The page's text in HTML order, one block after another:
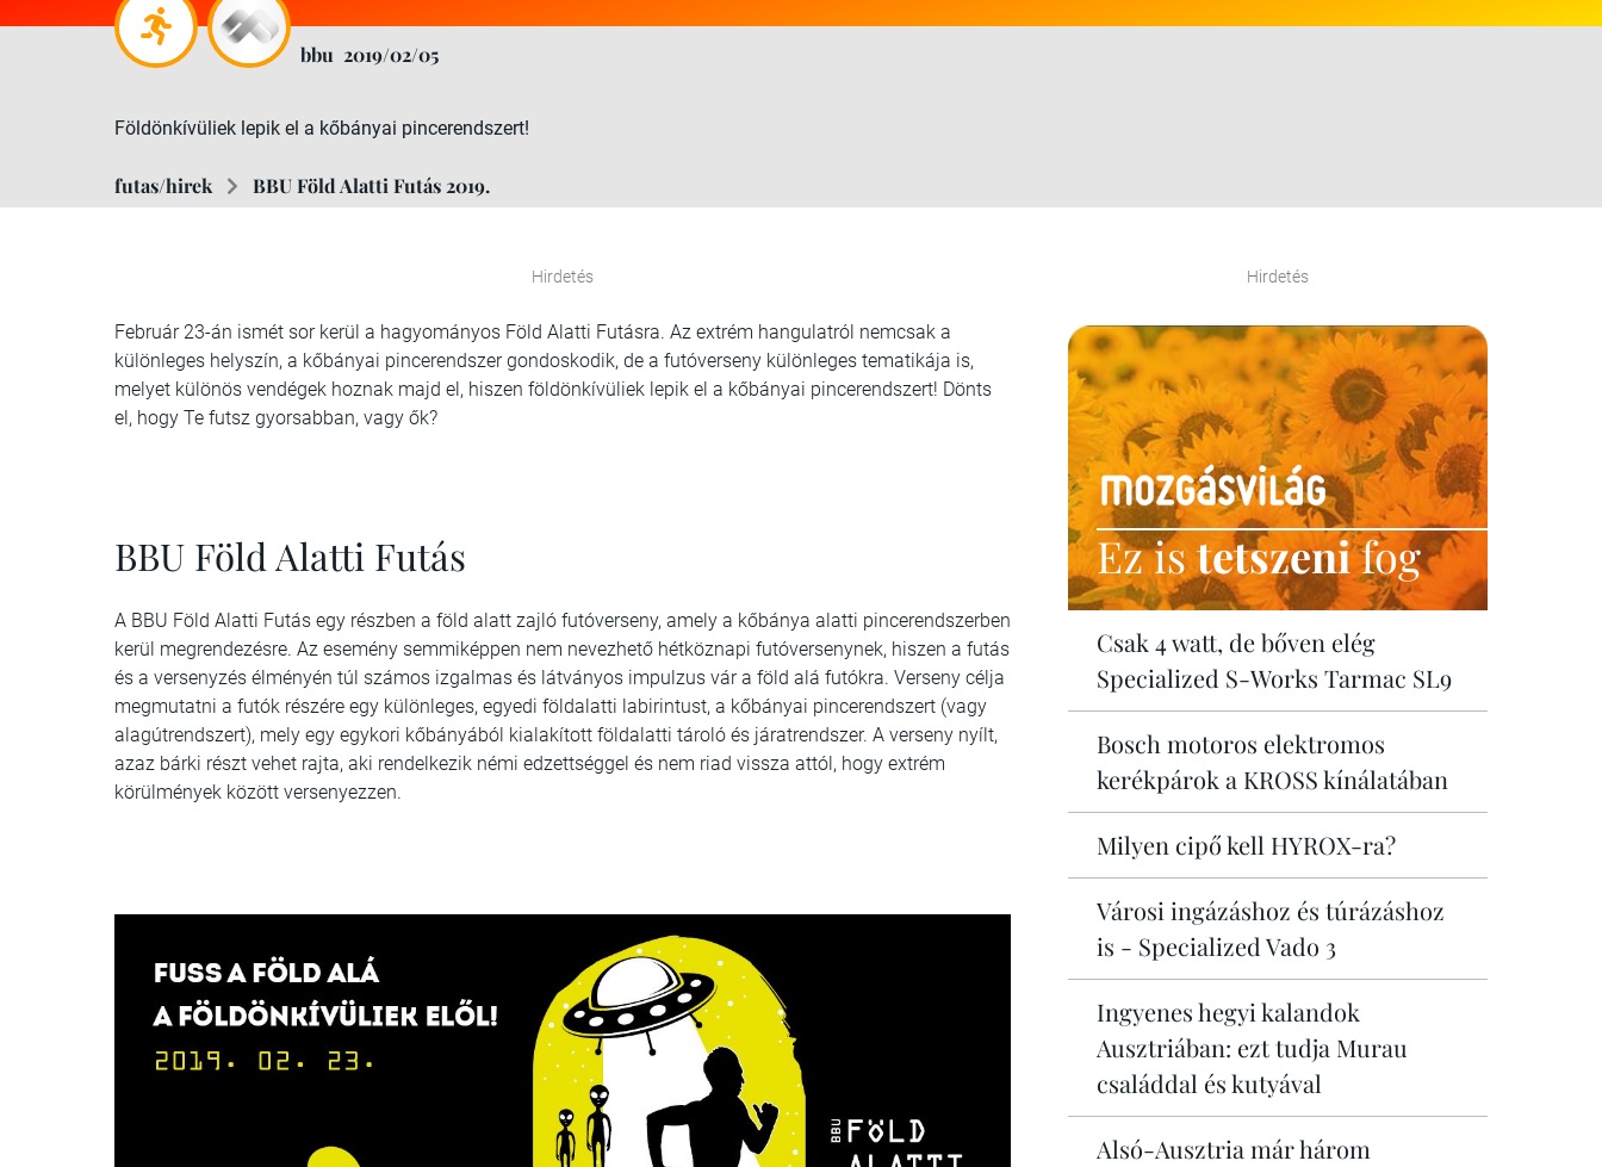
bbu 2019/02/05
Földönkívüliek lepik el a kőbányai pincerendszert!
futas/hirek BBU Föld Alatti Futás 2019.
Hirdetés
Február 23-án ismét sor kerül a hagyományos Föld Alatti Futásra. Az extrém hangulatról nemcsak a
különleges helyszín, a kőbányai pincerendszer gondoskodik, de a futóverseny különleges tematikája is,
melyet különös vendégek hoznak majd el, hiszen földönkívüliek lepik el a kőbányai pincerendszert! Dönts
el, hogy Te futsz gyorsabban, vagy ők?
BBU Föld Alatti Futás
A BBU Föld Alatti Futás egy részben a föld alatt zajló futóverseny, amely a kőbánya alatti pincerendszerben
kerül megrendezésre. Az esemény semmiképpen nem nevezhető hétköznapi futóversenynek, hiszen a futás
és a versenyzés élményén túl számos izgalmas és látványos impulzus vár a föld alá futókra. Verseny célja
megmutatni a futók részére egy különleges, egyedi földalatti labirintust, a kőbányai pincerendszert (vagy
alagútrendszert), mely egy egykori kőbányából kialakított földalatti tároló és járatrendszer. A verseny nyílt,
azaz bárki részt vehet rajta, aki rendelkezik némi edzettséggel és nem riad vissza attól, hogy extrém
körülmények között versenyezzen.
Hirdetés
Ez istetszenifog
Csak 4 watt, de bőven elég
Specialized S-Works Tarmac SL9
Bosch motoros elektromos
kerékpárok a KROSS kínálatában
Milyen cipő kell HYROX-ra?
Városi ingázáshoz és túrázáshoz
is - Specialized Vado 3
Ingyenes hegyi kalandok
Ausztriában: ezt tudja Murau
családdal és kutyával
Alsó-Ausztria már három